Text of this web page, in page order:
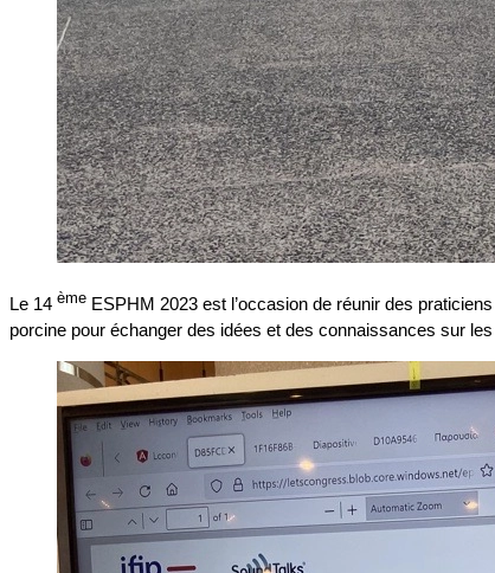
Le 14 ème ESPHM 2023 est l’occasion de réunir des
porcine pour échanger des idées et des connaissances sur